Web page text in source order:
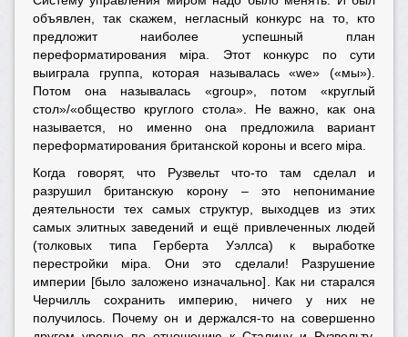
объявлен, так скажем, негласный конкурс на то, кто
предложит наиболее успешный план
переформатирования мiра. Этот конкурс по сути
выиграла группа, которая называлась «we» («мы»).
Потом она называлась «group», потом «круглый
стол»/«общество круглого стола». Не важно, как она
называется, но именно она предложила вариант
переформатирования британской короны и всего мiра.
Когда говорят, что Рузвельт что-то там сделал и
разрушил британскую корону – это непонимание
деятельности тех самых структур, выходцев из этих
самых элитных заведений и ещё привлеченных людей
(толковых типа Герберта Уэллса) к выработке
перестройки мiра. Они это сделали! Разрушение
империи [было заложено изначально]. Как ни старался
Черчилль сохранить империю, ничего у них не
получилось. Почему он и держался-то на совершенно